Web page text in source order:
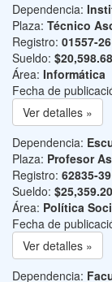
Dependencia:
Plaza: Técnico
Registro: 01557-26
Sueldo: $20,598.68
Área: Informática
Fecha de
Ver detalles »
Dependencia:
Plaza: Profesor
Registro: 62835-39
Sueldo: $25,359.20
Área: Política
Fecha de
Ver detalles »
Dependencia: